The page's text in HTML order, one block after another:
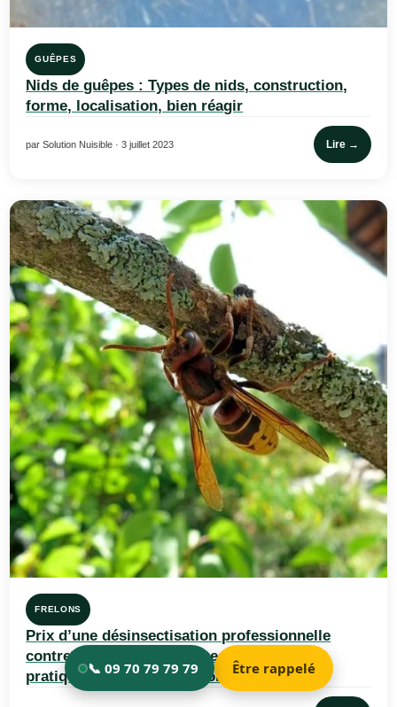
GUÊPES
Nids de guêpes : Types de nids, construction,
forme, localisation, bien réagir
par Solution Nuisible · 3 juillet 2023 Lire →
FRELONS
Prix d’une désinsectisation professionnelle
contre les frelons asiatiques : Les tarifs
pratiqués par les professionnels en 2026